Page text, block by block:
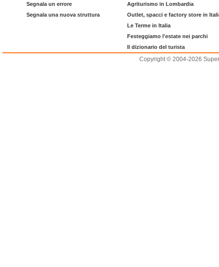
Segnala un errore
Segnala una nuova struttura
Agriturismo in Lombardia
Outlet, spacci e factory store in
Le Terme in Italia
Festeggiamo l'estate nei parchi
Il dizionario del turista
Copyright © 2004-2026